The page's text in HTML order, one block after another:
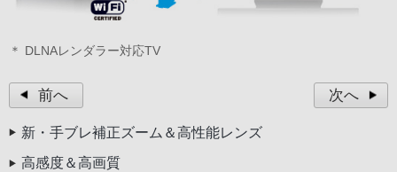
＊ DLNAレンダラー対応TV
前へ 次へ
新・手ブレ補正ズーム＆高性能レンズ
高感度＆高画質